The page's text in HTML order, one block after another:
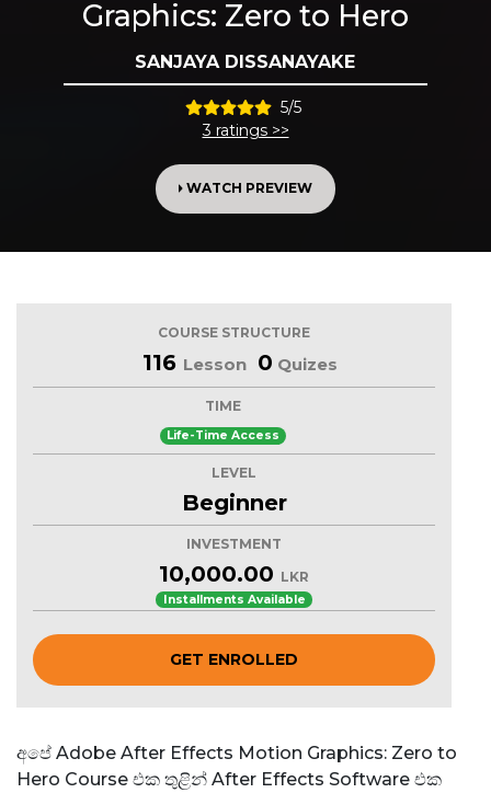
Graphics: Zero to Hero
SANJAYA DISSANAYAKE
5/5
3 ratings >>
WATCH PREVIEW
COURSE STRUCTURE
116 Lesson 0 Quizes
TIME
Life-Time Access
LEVEL
Beginner
INVESTMENT
10,000.00 LKR
Installments Available
GET ENROLLED
අපේ Adobe After Effects Motion Graphics: Zero to
Hero Course එක තුළින් After Effects Software එක